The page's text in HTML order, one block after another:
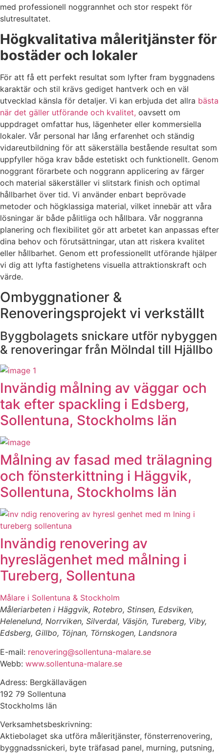
med professionell noggrannhet och stor respekt för
slutresultatet.
Högkvalitativa måleritjänster för
bostäder och lokaler
För att få ett perfekt resultat som lyfter fram byggnadens
karaktär och stil krävs gediget hantverk och en väl
utvecklad känsla för detaljer. Vi kan erbjuda det allra bästa
när det gäller utförande och kvalitet, oavsett om
uppdraget omfattar hus, lägenheter eller kommersiella
lokaler. Vår personal har lång erfarenhet och ständig
vidareutbildning för att säkerställa bestående resultat som
uppfyller höga krav både estetiskt och funktionellt. Genom
noggrant förarbete och noggrann applicering av färger
och material säkerställer vi slitstark finish och optimal
hållbarhet över tid. Vi använder enbart beprövade
metoder och högklassiga material, vilket innebär att våra
lösningar är både pålitliga och hållbara. Vår noggranna
planering och flexibilitet gör att arbetet kan anpassas efter
dina behov och förutsättningar, utan att riskera kvalitet
eller hållbarhet. Genom ett professionellt utförande hjälper
vi dig att lyfta fastighetens visuella attraktionskraft och
värde.
Ombyggnationer &
Renoveringsprojekt vi verkställt
Byggbolagets snickare utför nybyggen
& renoveringar från Mölndal till Hjällbo
Invändig målning av väggar och
tak efter spackling i Edsberg,
Sollentuna, Stockholms län
Målning av fasad med trälagning
och fönsterkittning i Häggvik,
Sollentuna, Stockholms län
Invändig renovering av
hyreslägenhet med målning i
Tureberg, Sollentuna
Målare i Sollentuna & Stockholm
Måleriarbeten i Häggvik, Rotebro, Stinsen, Edsviken,
Helenelund, Norrviken, Silverdal, Väsjön, Tureberg, Viby,
Edsberg, Gillbo, Töjnan, Törnskogen, Landsnora
E-mail: renovering@sollentuna-malare.se
Webb: www.sollentuna-malare.se
Adress: Bergkällavägen
192 79 Sollentuna
Stockholms län
Verksamhetsbeskrivning:
Aktiebolaget ska utföra måleritjänster, fönsterrenovering,
byggnadssnickeri, byte träfasad panel, murning, putsning,